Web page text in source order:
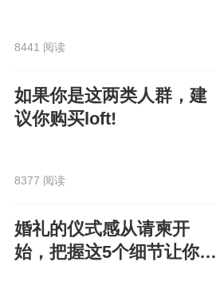
8441 阅读
如果你是这两类人群，建
议你购买loft!
8377 阅读
婚礼的仪式感从请柬开
始，把握这5个细节让你的